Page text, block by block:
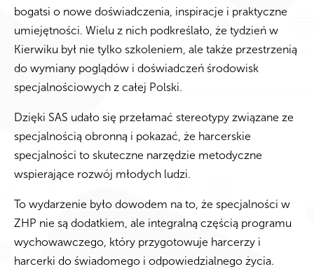
bogatsi o nowe doświadczenia, inspiracje i praktyczne
umiejętności. Wielu z nich podkreślało, że tydzień w
Kierwiku był nie tylko szkoleniem, ale także przestrzenią
do wymiany poglądów i doświadczeń środowisk
specjalnościowych z całej Polski.
Dzięki SAS udało się przełamać stereotypy związane ze
specjalnością obronną i pokazać, że harcerskie
specjalności to skuteczne narzędzie metodyczne
wspierające rozwój młodych ludzi.
To wydarzenie było dowodem na to, że specjalności w
ZHP nie są dodatkiem, ale integralną częścią programu
wychowawczego, który przygotowuje harcerzy i
harcerki do świadomego i odpowiedzialnego życia.